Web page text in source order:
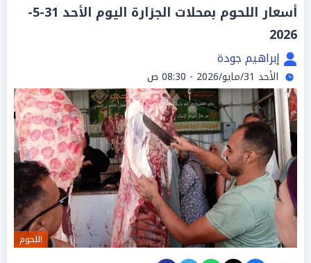
أسعار اللحوم بمحلات الجزارة اليوم الأحد 31-5-
2026
إبراهيم جودة
الأحد 31/مايو/2026 - 08:30 ص
اللحوم